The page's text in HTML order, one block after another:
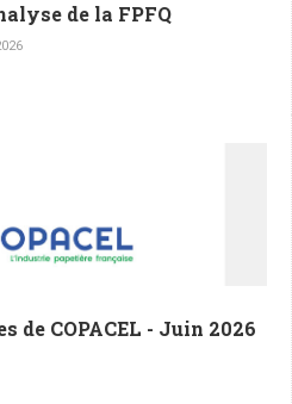
de la FPFQ
de COPACEL - Juin 2026